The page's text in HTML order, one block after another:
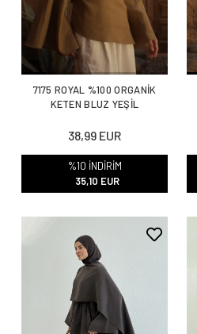
7175 ROYAL %100 ORGANİK
38,99 EUR
%10 İNDİRİM
35,10 EUR